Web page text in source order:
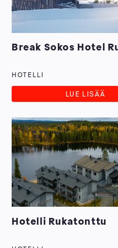
Break Sokos Hotel
HOTELLI
LUE LISÄÄ
Hotelli Rukatonttu